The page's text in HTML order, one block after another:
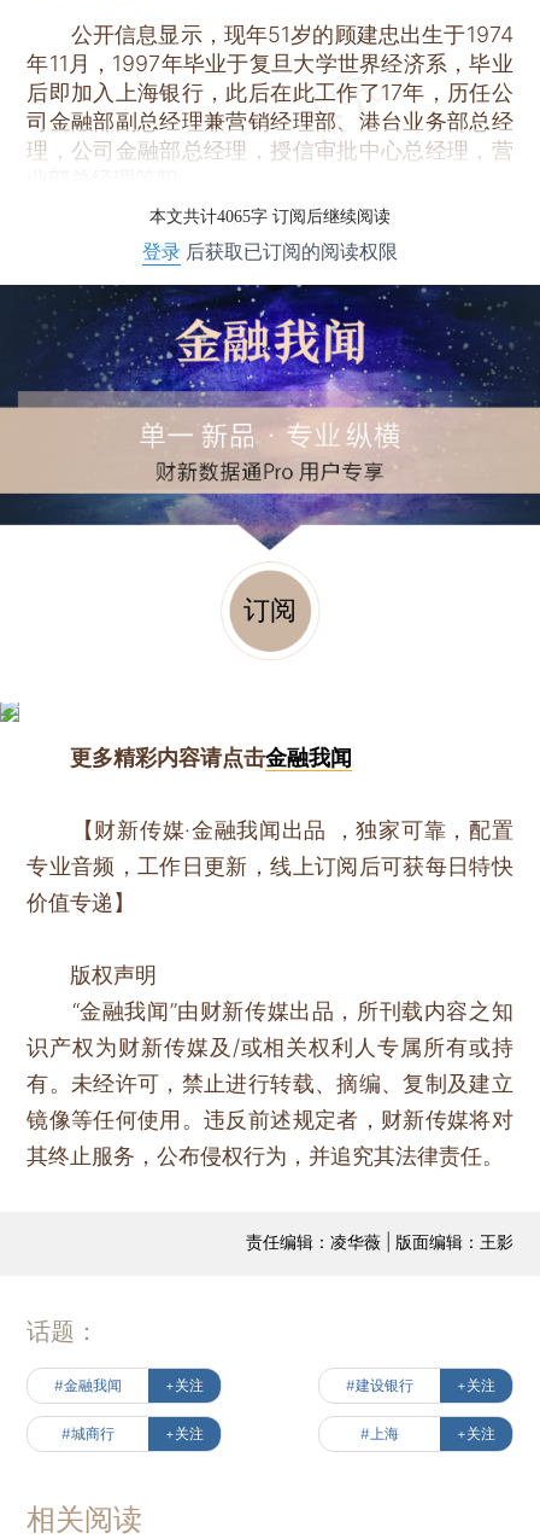
公开信息显示，现年51岁的顾建忠出生于1974
年11月，1997年毕业于复旦大学世界经济系，毕业
后即加入上海银行，此后在此工作了17年，历任公
司金融部副总经理兼营销经理部、港台业务部总经
理，公司金融部总经理，授信审批中心总经理，营
本文共计4065字 订阅后继续阅读
登录 后获取已订阅的阅读权限
订阅
更多精彩内容请点击金融我闻
【财新传媒·金融我闻出品 ，独家可靠，配置
专业音频，工作日更新，线上订阅后可获每日特快
价值专递】
版权声明
“金融我闻”由财新传媒出品，所刊载内容之知
识产权为财新传媒及/或相关权利人专属所有或持
有。未经许可，禁止进行转载、摘编、复制及建立
镜像等任何使用。违反前述规定者，财新传媒将对
其终止服务，公布侵权行为，并追究其法律责任。
责任编辑：凌华薇 | 版面编辑：王影
话题：
#金融我闻 +关注 #建设银行 +关注
#城商行 +关注 #上海 +关注
相关阅读